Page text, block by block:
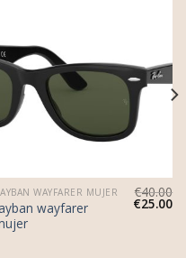
WAYFARER MUJER
wayfarer
€40.00
€25.00